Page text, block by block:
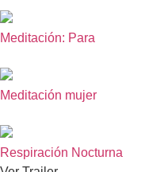
Meditación: Para
Meditación mujer
Respiración Nocturna